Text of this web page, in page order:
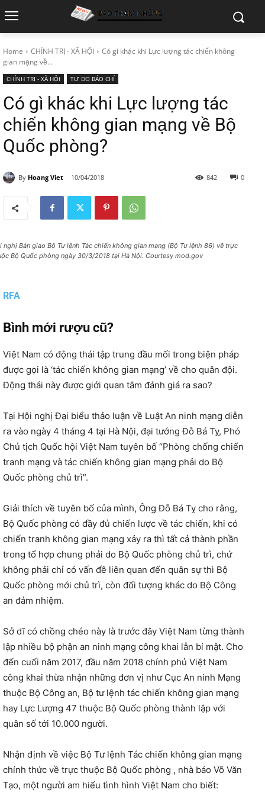
Home CHÍNH TRỊ - XÃ HỘI
Có gì khác khi Lực lượng tác chiến không
gian mạng về...
CHÍNH TRỊ - XÃ HỘI TỰ DO BÁO CHÍ
Có gì khác khi Lực lượng tác
chiến không gian mạng về Bộ
Quốc phòng?
By Hoang Viet 10/04/2018 0
842
nghị Bàn giao Bộ Tư lệnh Tác chiến không gian mạng (Bộ Tư lệnh 86) về trực
Bộ Quốc phòng ngày 30/3/2018 tại Hà Nội. Courtesy mod.gov
RFA
Bình mới rượu cũ?
Việt Nam có động thái tập trung đầu mối trong biện pháp
được gọi là ‘tác chiến không gian mạng’ về cho quân đội.
Động thái này được giới quan tâm đánh giá ra sao?
Tại Hội nghị Đại biểu thảo luận về Luật An ninh mạng diễn
ra vào ngày 4 tháng 4 tại Hà Nội, đại tướng Đỗ Bá Tỵ, Phó
Chủ tịch Quốc hội Việt Nam tuyên bố “Phòng chống chiến
tranh mạng và tác chiến không gian mạng phải do Bộ
Quốc phòng chủ trì”.
Giải thích về tuyên bố của mình, Ông Đỗ Bá Tỵ cho rằng,
Bộ Quốc phòng có đầy đủ chiến lược về tác chiến, khi có
chiến tranh không gian mạng xảy ra thì tất cả thành phần
trong tổ hợp chung phải do Bộ Quốc phòng chủ trì, chứ
không phải chỉ có vấn đề liên quan đến quân sự thì Bộ
Quốc phòng mới chủ trì, còn đối tượng khác do Bộ Công
an đảm nhiệm.
Sở dĩ có chồng chéo này là trước đây Việt Nam từng thành
lập nhiều bộ phận an ninh mạng công khai lẫn bí mật. Cho
đến cuối năm 2017, đầu năm 2018 chính phủ Việt Nam
công khai thừa nhận những đơn vị như Cục An ninh Mạng
thuộc Bộ Công an, Bộ tư lệnh tác chiến không gian mạng
hay Lực Lượng 47 thuộc Bộ Quốc phòng thành lập với
quân số tới 10.000 người.
Nhận định về việc Bộ Tư lệnh Tác chiến không gian mạng
chính thức về trực thuộc Bộ Quốc phòng , nhà báo Võ Văn
Tạo, một người am hiểu tình hình Việt Nam cho biết: